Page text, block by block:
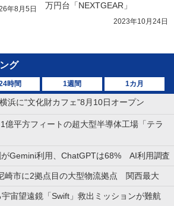
年8月5日
万円台「NEXTGEAR」
2023年10月24日
グ
時間 1週間 1カ月
浜に“文化財カフェ”8月10日オープン
億平方フィートの超大型半導体工場「テラ
がGemini利用、ChatGPTは68% AI利用調査
崎市に2拠点目の大型物流拠点 関西最大
宇宙望遠鏡「Swift」救出ミッションが難航